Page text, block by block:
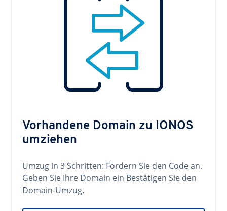
Vorhandene Domain zu IONOS
umziehen
Umzug in 3 Schritten: Fordern Sie den Code an.
Geben Sie Ihre Domain ein Bestätigen Sie den
Domain-Umzug.